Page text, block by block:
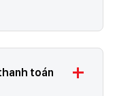
toán
add